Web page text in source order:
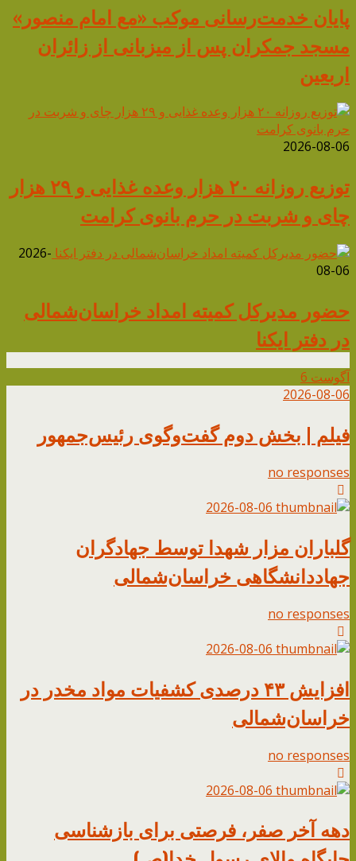
پایان خدمت‌رسانی موکب «مع امام منصور»
مسجد جمکران پس از میزبانی از زائران
اربعین
2026-08-06
توزیع روزانه ۲۰ هزار وعده غذایی و ۲۹ هزار
چای و شربت در حرم بانوی کرامت
2026-
08-06
حضور مدیرکل کمیته امداد خراسان‌شمالی
در دفتر ایکنا
آگوست 6
2026-08-06
فیلم | بخش دوم گفت‌وگوی رئیس‌جمهور
no responses
2026-08-06
گلباران مزار شهدا توسط جهادگران
جهاد‌دانشگاهی خراسان‌شمالی
no responses
2026-08-06
افزایش ۴۳ درصدی کشفیات مواد مخدر در
خراسان‌شمالی
no responses
2026-08-06
دهه آخر صفر، فرصتی برای بازشناسی